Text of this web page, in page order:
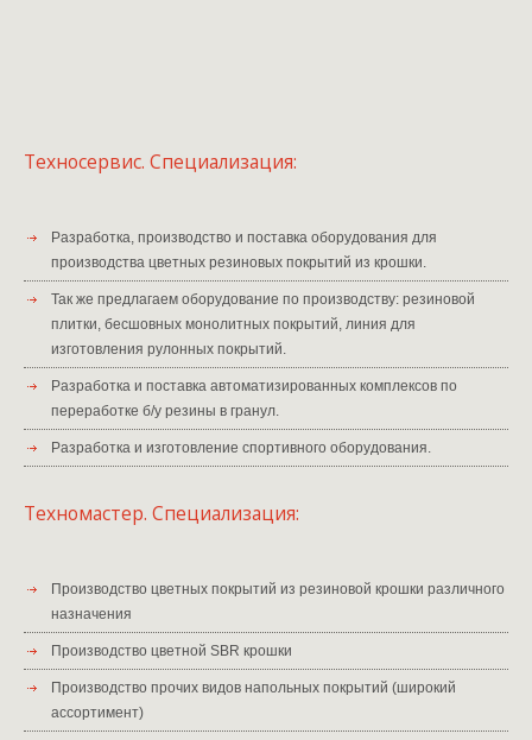
Техносервис. Специализация:
Разработка, производство и поставка оборудования для
производства цветных резиновых покрытий из крошки.
Так же предлагаем оборудование по производству: резиновой
плитки, бесшовных монолитных покрытий, линия для
изготовления рулонных покрытий.
Разработка и поставка автоматизированных комплексов по
переработке б/у резины в гранул.
Разработка и изготовление спортивного оборудования.
Техномастер. Специализация:
Производство цветных покрытий из резиновой крошки различного
назначения
Производство цветной SBR крошки
Производство прочих видов напольных покрытий (широкий
ассортимент)